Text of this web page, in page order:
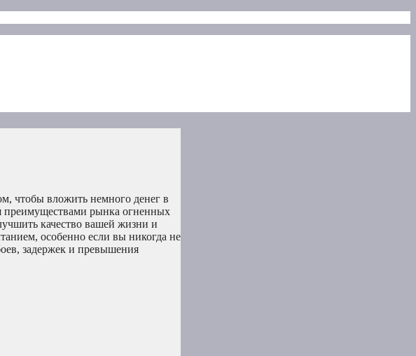
чтобы вложить немного денег в
преимуществами рынка огненных
качество вашей жизни и
особенно если вы никогда не
задержек и превышения